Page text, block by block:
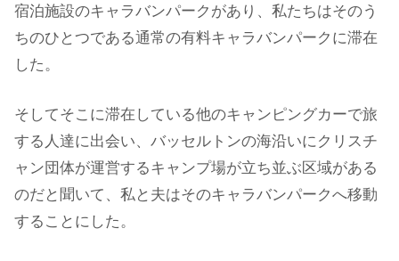
宿泊施設のキャラバンパークがあり、私たちはそのう
ちのひとつである通常の有料キャラバンパークに滞在
した。
そしてそこに滞在している他のキャンピングカーで旅
する人達に出会い、バッセルトンの海沿いにクリスチ
ャン団体が運営するキャンプ場が立ち並ぶ区域がある
のだと聞いて、私と夫はそのキャラバンパークへ移動
することにした。